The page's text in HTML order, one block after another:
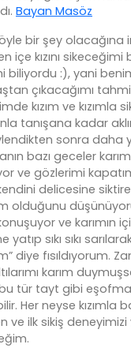
Bayan Masöz
bir şey olacağına
içe kızını sikeceğimi
biliyordu :), yani
çıkacağımı
kızım ve kızımla
tanışana kadar
sonra daha
bazı geceler
ve gözlerimi
delicesine
olduğunu
ve karımın
sıkı sıkı
diye fısıldıyorum.
karım
tür tayt gibi
Her neyse kızımla
ve ilk sikiş deneyimizi